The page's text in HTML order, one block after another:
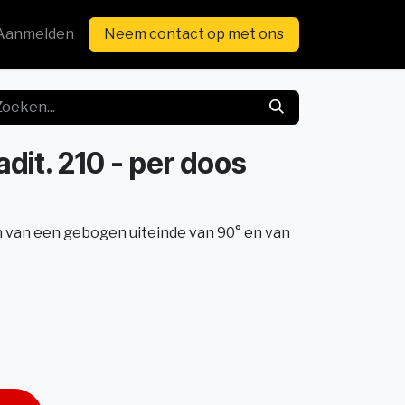
Neem contact op met ons
210 - per doos
een gebogen uiteinde van 90° en van